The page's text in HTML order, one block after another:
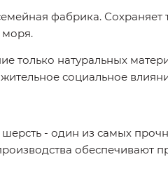
фабрика. Сохраняет
моря.
только натуральных
социальное
шерсть - один из самых
обеспечивают